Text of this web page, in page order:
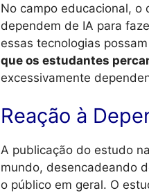
No campo educacional,
dependem de IA para
essas tecnologias
que os estudantes
excessivamente
Reação à
A publicação do estudo
mundo, desencadeando
o público em geral. O